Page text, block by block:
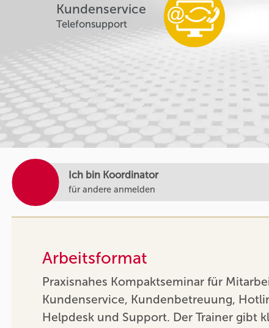
Kundenservice
Telefonsupport
Arbeitsformat
Praxisnahes Kompaktseminar für
Kundenservice, Kundenbetreuung,
Helpdesk und Support. Der Trainer gibt
Ich bin Koordinator
für andere anmelden